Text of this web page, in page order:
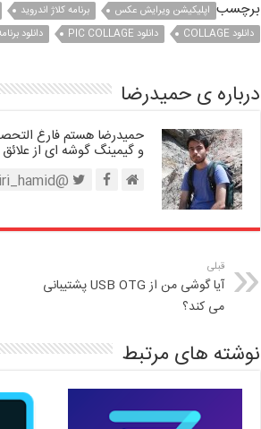
برچسب اپلیکیشن ویرایش عکس برنامه کلاژ اندروید
دانلود COLLAGE
دانلود PIC COLLAGE دانلود
درباره ی حمیدرضا
حمیدرضا هستم فارغ
و گیمینگ گوشه ای از
@piri_hamid
قبلی
آیا گوشی من از USB OTG پشتیبانی
می کند؟
نوشته های مرتبط